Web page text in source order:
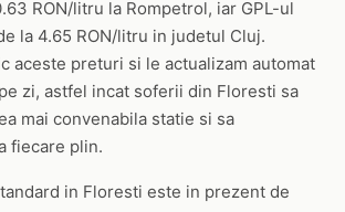
RON/litru la Rompetrol, iar GPL-ul
la 4.65 RON/litru in judetul Cluj.
aceste preturi si le actualizam automat
zi, astfel incat soferii din Floresti sa
mai convenabila statie si sa
fiecare plin.
in Floresti este in prezent de